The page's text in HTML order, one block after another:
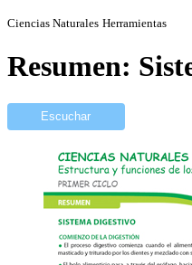
Ciencias Naturales Herramientas
Resumen:
Escuchar